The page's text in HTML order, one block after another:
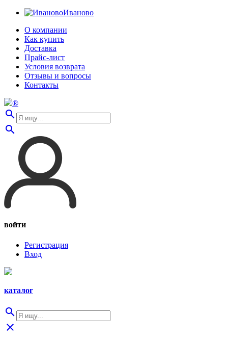
Иваново
О компании
Как купить
Доставка
Прайс-лист
Условия возврата
Отзывы и вопросы
Контакты
®
search
search
войти
Регистрация
Вход
каталог
search
close